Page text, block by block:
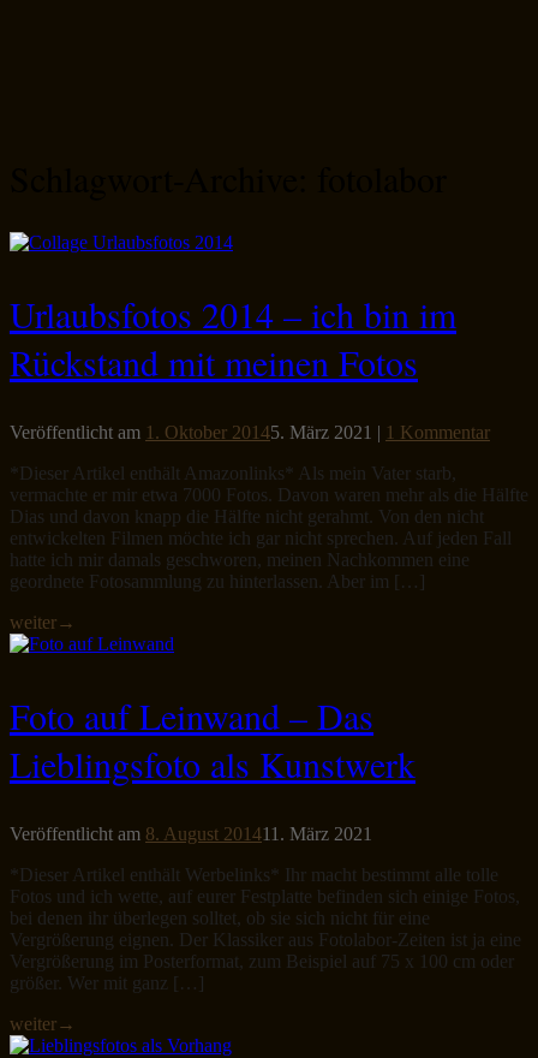
Urlaubsfotos 2014 – ich bin im
Rückstand mit meinen Fotos
Veröffentlicht am 1. Oktober 20145. März 2021 | 1 Kommentar
*Dieser Artikel enthält Amazonlinks* Als mein Vater starb,
vermachte er mir etwa 7000 Fotos. Davon waren mehr als die Hälfte
Dias und davon knapp die Hälfte nicht gerahmt. Von den nicht
entwickelten Filmen möchte ich gar nicht sprechen. Auf jeden Fall
hatte ich mir damals geschworen, meinen Nachkommen eine
geordnete Fotosammlung zu hinterlassen. Aber im […]
weiter→
Foto auf Leinwand – Das
Lieblingsfoto als Kunstwerk
Veröffentlicht am 8. August 201411. März 2021
*Dieser Artikel enthält Werbelinks* Ihr macht bestimmt alle tolle
Fotos und ich wette, auf eurer Festplatte befinden sich einige Fotos,
bei denen ihr überlegen solltet, ob sie sich nicht für eine
Vergrößerung eignen. Der Klassiker aus Fotolabor-Zeiten ist ja eine
Vergrößerung im Posterformat, zum Beispiel auf 75 x 100 cm oder
größer. Wer mit ganz […]
weiter→